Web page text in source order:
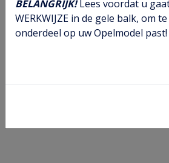
BELANGRIJK!Lees voordat u
WERKWIJZE in de gele balk, om
onderdeel op uw Opelmodel past!